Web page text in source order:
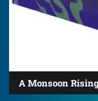
A Monsoon